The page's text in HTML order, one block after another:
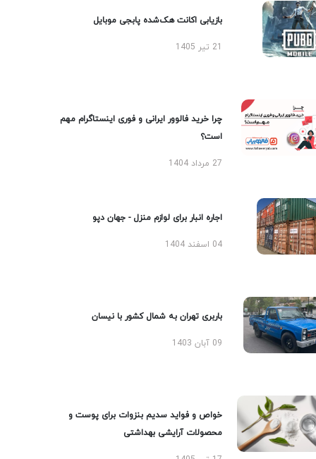
بازیابی اکانت هک‌شده پابجی موبایل
چرا خرید فالوور ایرانی و فوری اینستاگرام مهم
است؟
27 مرداد 1404
اجاره انبار برای لوازم منزل - جهان دپو
04 اسفند 1404
باربری تهران به شمال کشور با نیسان
09 آبان 1403
خواص و فواید سدیم بنزوات برای پوست و
محصولات آرایشی بهداشتی